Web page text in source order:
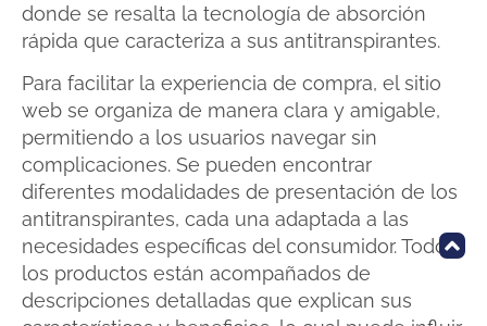
donde se resalta la tecnología de absorción
rápida que caracteriza a sus antitranspirantes.
Para facilitar la experiencia de compra, el sitio
web se organiza de manera clara y amigable,
permitiendo a los usuarios navegar sin
complicaciones. Se pueden encontrar
diferentes modalidades de presentación de los
antitranspirantes, cada una adaptada a las
necesidades específicas del consumidor. Todos
los productos están acompañados de
descripciones detalladas que explican sus